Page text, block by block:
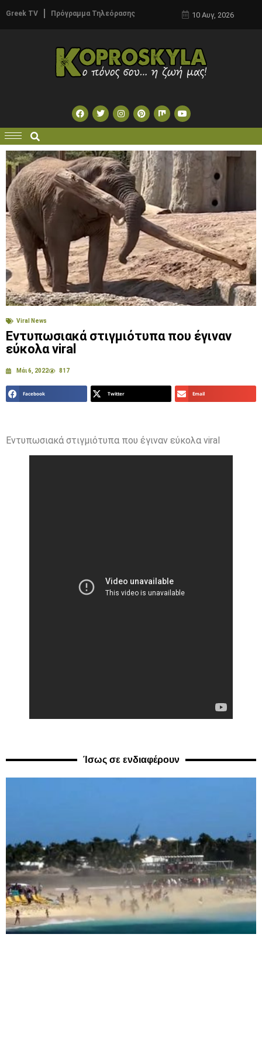
Greek TV Πρόγραμμα Τηλεόρασης 10 Αυγ, 2026
Viral News
Εντυπωσιακά στιγμιότυπα που έγιναν
εύκολα viral
Μάι 6, 2022 817
Facebook Twitter Email
Εντυπωσιακά στιγμιότυπα που έγιναν εύκολα viral
Ίσως σε ενδιαφέρουν